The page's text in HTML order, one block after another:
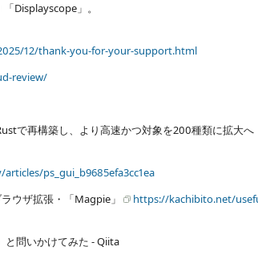
Displayscope」。
12/thank-you-for-your-support.html
review/
で再構築し、より高速かつ対象を200種類に拡大へ
ps_gui_b9685efa3cc1ea
ウザ拡張・「Magpie」
https://kachibito.net/
と問いかけてみた - Qiita